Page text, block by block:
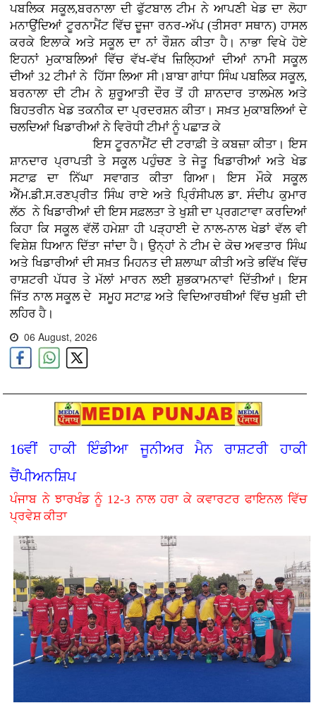
ਪਬਲਿਕ ਸਕੂਲ,ਬਰਨਾਲਾ ਦੀ ਫੁੱਟਬਾਲ ਟੀਮ ਨੇ ਆਪਣੀ ਖੇਡ ਦਾ ਲੋਹਾ
ਮਨਾਉਂਦਿਆਂ ਟੂਰਨਾਮੈਂਟ ਵਿੱਚ ਦੂਜਾ ਰਨਰ-ਅੱਪ (ਤੀਸਰਾ ਸਥਾਨ) ਹਾਸਲ
ਕਰਕੇ ਇਲਾਕੇ ਅਤੇ ਸਕੂਲ ਦਾ ਨਾਂ ਰੌਸ਼ਨ ਕੀਤਾ ਹੈ। ਨਾਭਾ ਵਿਖੇ ਹੋਏ
ਇਹਨਾਂ ਮੁਕਾਬਲਿਆਂ ਵਿੱਚ ਵੱਖ-ਵੱਖ ਜ਼ਿਲ੍ਹਿਆਂ ਦੀਆਂ ਨਾਮੀ ਸਕੂਲ
ਦੀਆਂ 32 ਟੀਮਾਂ ਨੇ ਹਿੱਸਾ ਲਿਆ ਸੀ।ਬਾਬਾ ਗਾਂਧਾ ਸਿੰਘ ਪਬਲਿਕ ਸਕੂਲ,
ਬਰਨਾਲਾ ਦੀ ਟੀਮ ਨੇ ਸ਼ੁਰੂਆਤੀ ਦੌਰ ਤੋਂ ਹੀ ਸ਼ਾਨਦਾਰ ਤਾਲਮੇਲ ਅਤੇ
ਬਿਹਤਰੀਨ ਖੇਡ ਤਕਨੀਕ ਦਾ ਪ੍ਰਦਰਸ਼ਨ ਕੀਤਾ। ਸਖ਼ਤ ਮੁਕਾਬਲਿਆਂ ਦੇ
ਚਲਦਿਆਂ ਖਿਡਾਰੀਆਂ ਨੇ ਵਿਰੋਧੀ ਟੀਮਾਂ ਨੂੰ ਪਛਾੜ ਕੇ
ਇਸ ਟੂਰਨਾਮੈਂਟ ਦੀ ਟਰਾਫ਼ੀ ਤੇ ਕਬਜ਼ਾ ਕੀਤਾ। ਇਸ
ਸ਼ਾਨਦਾਰ ਪ੍ਰਾਪਤੀ ਤੇ ਸਕੂਲ ਪਹੁੰਚਣ ਤੇ ਜੇਤੂ ਖਿਡਾਰੀਆਂ ਅਤੇ ਖੇਡ
ਸਟਾਫ਼ ਦਾ ਨਿੱਘਾ ਸਵਾਗਤ ਕੀਤਾ ਗਿਆ। ਇਸ ਮੌਕੇ ਸਕੂਲ
ਐੱਮ.ਡੀ.ਸ.ਰਣਪ੍ਰੀਤ ਸਿੰਘ ਰਾਏ ਅਤੇ ਪ੍ਰਿੰਸੀਪਲ ਡਾ. ਸੰਦੀਪ ਕੁਮਾਰ
ਲੱਠ ਨੇ ਖਿਡਾਰੀਆਂ ਦੀ ਇਸ ਸਫ਼ਲਤਾ ਤੇ ਖੁਸ਼ੀ ਦਾ ਪ੍ਰਗਟਾਵਾ ਕਰਦਿਆਂ
ਕਿਹਾ ਕਿ ਸਕੂਲ ਵੱਲੋਂ ਹਮੇਸ਼ਾ ਹੀ ਪੜ੍ਹਾਈ ਦੇ ਨਾਲ-ਨਾਲ ਖੇਡਾਂ ਵੱਲ ਵੀ
ਵਿਸ਼ੇਸ਼ ਧਿਆਨ ਦਿੱਤਾ ਜਾਂਦਾ ਹੈ। ਉਨ੍ਹਾਂ ਨੇ ਟੀਮ ਦੇ ਕੋਚ ਅਵਤਾਰ ਸਿੰਘ
ਅਤੇ ਖਿਡਾਰੀਆਂ ਦੀ ਸਖ਼ਤ ਮਿਹਨਤ ਦੀ ਸ਼ਲਾਘਾ ਕੀਤੀ ਅਤੇ ਭਵਿੱਖ ਵਿੱਚ
ਰਾਸ਼ਟਰੀ ਪੱਧਰ ਤੇ ਮੱਲਾਂ ਮਾਰਨ ਲਈ ਸ਼ੁਭਕਾਮਨਾਵਾਂ ਦਿੱਤੀਆਂ। ਇਸ
ਜਿੱਤ ਨਾਲ ਸਕੂਲ ਦੇ ਸਮੂਹ ਸਟਾਫ਼ ਅਤੇ ਵਿਦਿਆਰਥੀਆਂ ਵਿੱਚ ਖੁਸ਼ੀ ਦੀ
ਲਹਿਰ ਹੈ।
06 August, 2026
16ਵੀਂ ਹਾਕੀ ਇੰਡੀਆ ਜੂਨੀਅਰ ਮੈਨ ਰਾਸ਼ਟਰੀ ਹਾਕੀ
ਚੈਂਪੀਅਨਸ਼ਿਪ
ਪੰਜਾਬ ਨੇ ਝਾਰਖੰਡ ਨੂੰ 12-3 ਨਾਲ ਹਰਾ ਕੇ ਕਵਾਰਟਰ ਫਾਇਨਲ ਵਿੱਚ
ਪ੍ਰਵੇਸ਼ ਕੀਤਾ